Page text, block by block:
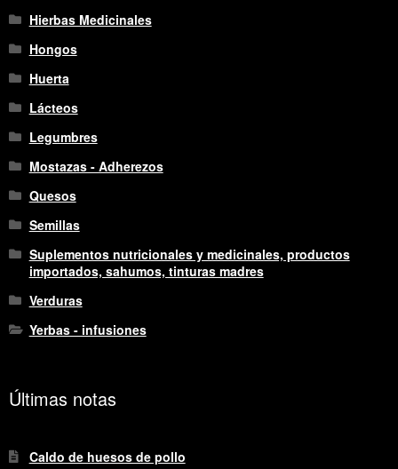
Hierbas Medicinales
Hongos
Huerta
Lácteos
Legumbres
Mostazas - Adherezos
Quesos
Semillas
Suplementos nutricionales y medicinales, productos
importados, sahumos, tinturas madres
Verduras
Yerbas - infusiones
Últimas notas
Caldo de huesos de pollo